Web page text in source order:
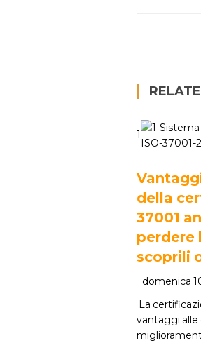
1
della
37001
perdere
scoprili
domenica
La
vantaggi alle